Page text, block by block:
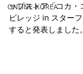
ONLINE-KOREA
ップストア「コカ・
ビレッジ in スター
すると発表しました。